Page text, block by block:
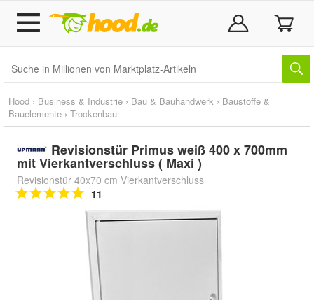
Hood › Business & Industrie › Bau & Bauhandwerk › Baustoffe &
Bauelemente › Trockenbau
Revisionstür Primus weiß 400 x 700mm
mit Vierkantverschluss ( Maxi )
Revisionstür 40x70 cm Vierkantverschluss
11